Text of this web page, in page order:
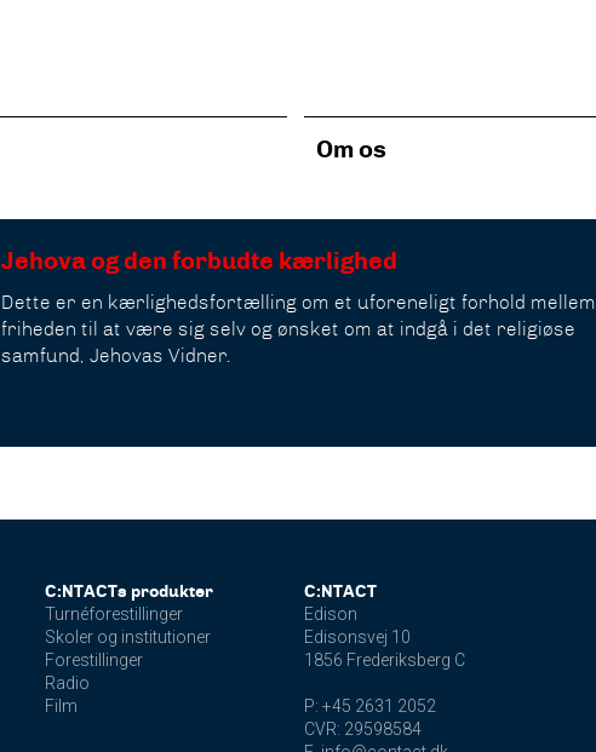
Om os
Jehova og den forbudte kærlighed
Dette er en kærlighedsfortælling om et uforeneligt forhold mellem
friheden til at være sig selv og ønsket om at indgå i det religiøse
samfund, Jehovas Vidner.
C:NTACTs produkter
Turnéforestillinger
Skoler og institutioner
Forestillinger
Radio
Film
C:NTACT
Edison
Edisonsvej 10
1856 Frederiksberg C
P: +45 2631 2052
CVR: 29598584